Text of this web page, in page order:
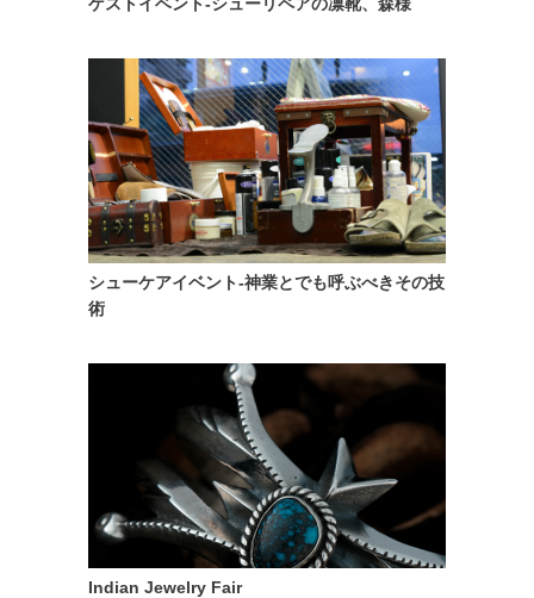
シューケアイベント-神業とでも呼ぶべきその技
術
Indian Jewelry Fair